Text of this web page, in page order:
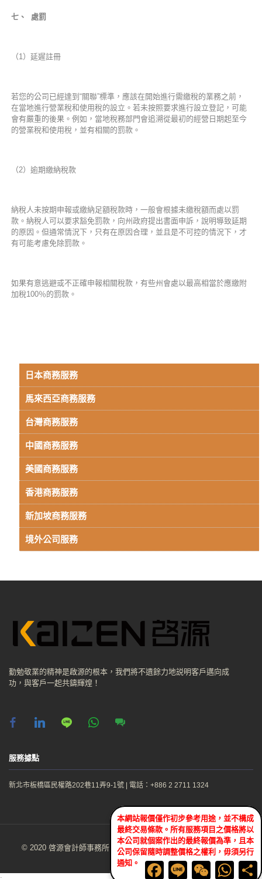
七、 處罰
（1）延遲註冊
若您的公司已經達到“關聯”標準，應該在開始進行需繳稅的業務之前，
在當地進行營業稅和使用稅的設立。若未按照要求進行設立登記，可能
會有嚴重的後果。例如，當地稅務部門會追溯從最初的經營日期起至今
的營業稅和使用稅，並有相關的罰款。
（2）逾期繳納稅款
納稅人未按期申報或繳納足額稅款時，一般會根據未繳稅額而處以罰
款。納稅人可以要求豁免罰款，向州政府提出書面申訴，說明導致延期
的原因。但通常情況下，只有在原因合理，並且是不可控的情況下，才
有可能考慮免除罰款。
如果有意逃避或不正確申報相關稅款，有些州會處以最高相當於應繳附
加稅100％的罰款。
日本商務服務
馬來西亞商務服務
台灣商務服務
中國商務服務
美國商務服務
香港商務服務
新加坡商務服務
境外公司服務
勤勉敬業的精神是啟源的根本，我們將不遺餘力地説明客戶邁向成
功，與客戶一起共鑄輝煌！
facebook linkedin line whatsapp chat
服務據點
新北市板橋區民權路202巷11弄9-1號 電話：+886 2 2711 1324
© 2020 啓源會計師事務所Kaizen CPA Firm. All Rights Reserved.
FacebookLine WeChat
本網站報價僅作初步參考用途，並不構成
最終交易條款。所有服務項目之價格將以
本公司就個案作出的最終報價為準，且本
公司保留隨時調整價格之權利，毋須另行
通知。